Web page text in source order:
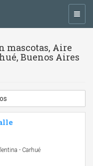
mascotas, Aire
Buenos Aires
- Carhué